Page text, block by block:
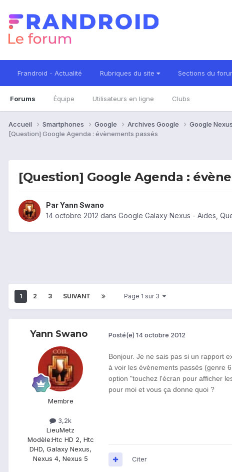
Frandroid - Actualité Rubriques du site Sections du
Forums Équipe Utilisateurs en ligne Clubs
Accueil Smartphones Google Archives Google Google Nexus
[Question] Google Agenda : évènements passés
[Question] Google Agenda :
ParYann Swano
14 octobre 2012 dans Google Galaxy Nexus - Aides,
1 2 3 SUIVANT Page 1 sur 3
Yann Swano
Membre
3,2k
LieuMetz
Modèle:Htc HD 2, Htc
DHD, Galaxy Nexus,
Nexus 4, Nexus 5
Posté(e) 14 octobre 2012
Bonjour. Je ne sais pas si un rapport
à voir les évènements passés (genre
option "touchez l'écran pour afficher
pour moi et vous ça donne quoi ?
Citer